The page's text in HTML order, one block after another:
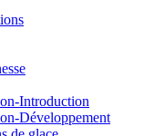
Introduction
Développement